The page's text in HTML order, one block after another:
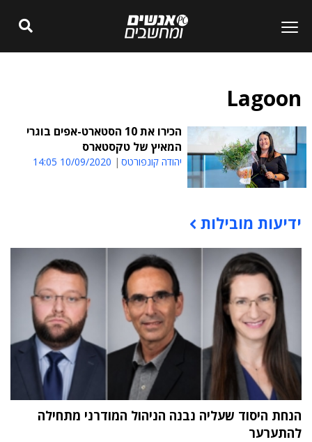
Lagoon
הכירו את 10 הסטארט-אפים בוגרי
המאיץ של טקסטארס
יהודה קונפורטס 10/09/2020 14:05
תוכן פרסומי
ידיעות מובילות
הנחת היסוד שעליה נבנה הניהול המודרני מתחילה
להתערער